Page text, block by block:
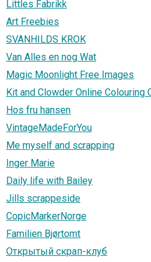
Littles Fabrikk
Art Freebies
SVANHILDS KROK
Van Alles en nog Wat
Magic Moonlight Free Images
Kit and Clowder Online Colouring
Hos fru hansen
VintageMadeForYou
Me myself and scrapping
Inger Marie
Daily life with Bailey
Jills scrappeside
CopicMarkerNorge
Familien Bjørtomt
Открытый скрап-клуб